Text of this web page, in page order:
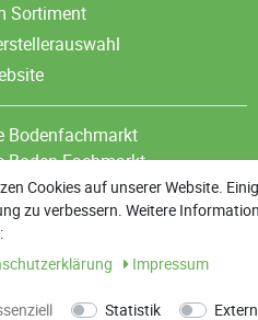
Sortiment
Bodenfachmarkt
Boden-Fachmarkt
Cookies auf unserer Website.
zu verbessern. Weitere
Impressum
Statistik